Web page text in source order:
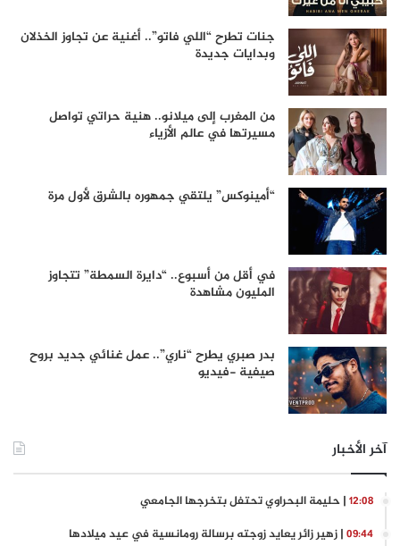
جنات تطرح “اللي فاتو”.. أغنية عن تجاوز الخذلان
وبدايات جديدة
من المغرب إلى ميلانو.. هنية حراتي تواصل
مسيرتها في عالم الأزياء
“أمينوكس” يلتقي جمهوره بالشرق لأول مرة
في أقل من أسبوع.. “دايرة السمطة” تتجاوز
المليون مشاهدة
بدر صبري يطرح “ناري”.. عمل غنائي جديد بروح
صيفية -فيديو
آخر الأخبار
12:08 | حليمة البحراوي تحتفل بتخرجها الجامعي
09:44 | زهير زائر يعايد زوجته برسالة رومانسية في عيد ميلادها